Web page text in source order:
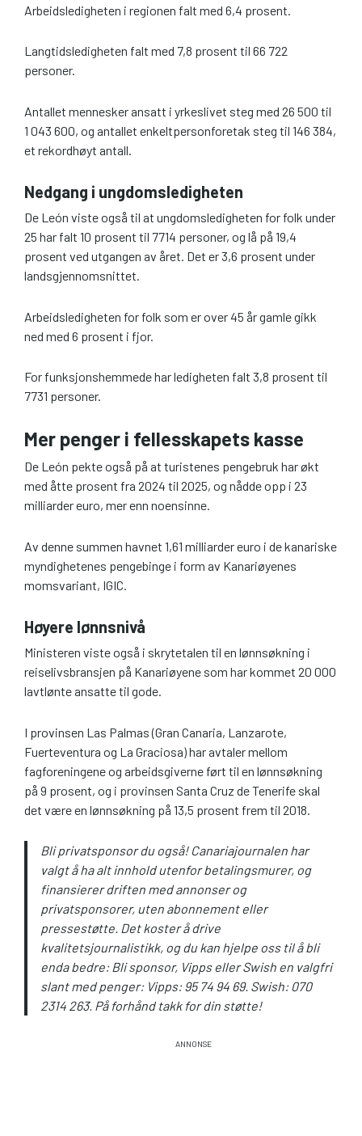
Arbeidsledigheten i regionen falt med 6,4 prosent.
Langtidsledigheten falt med 7,8 prosent til 66 722
personer.
Antallet mennesker ansatt i yrkeslivet steg med 26 500 til
1 043 600, og antallet enkeltpersonforetak steg til 146 384,
et rekordhøyt antall.
Nedgang i ungdomsledigheten
De León viste også til at ungdomsledigheten for folk under
25 har falt 10 prosent til 7714 personer, og lå på 19,4
prosent ved utgangen av året. Det er 3,6 prosent under
landsgjennomsnittet.
Arbeidsledigheten for folk som er over 45 år gamle gikk
ned med 6 prosent i fjor.
For funksjonshemmede har ledigheten falt 3,8 prosent til
7731 personer.
Mer penger i fellesskapets kasse
De León pekte også på at turistenes pengebruk har økt
med åtte prosent fra 2024 til 2025, og nådde opp i 23
milliarder euro, mer enn noensinne.
Av denne summen havnet 1,61 milliarder euro i de kanariske
myndighetenes pengebinge i form av Kanariøyenes
momsvariant, IGIC.
Høyere lønnsnivå
Ministeren viste også i skrytetalen til en lønnsøkning i
reiselivsbransjen på Kanariøyene som har kommet 20 000
lavtlønte ansatte til gode.
I provinsen Las Palmas (Gran Canaria, Lanzarote,
Fuerteventura og La Graciosa) har avtaler mellom
fagforeningene og arbeidsgiverne ført til en lønnsøkning
på 9 prosent, og i provinsen Santa Cruz de Tenerife skal
det være en lønnsøkning på 13,5 prosent frem til 2018.
Bli privatsponsor du også! Canariajournalen har
valgt å ha alt innhold utenfor betalingsmurer, og
finansierer driften med annonser og
privatsponsorer, uten abonnement eller
pressestøtte. Det koster å drive
kvalitetsjournalistikk, og du kan hjelpe oss til å bli
enda bedre: Bli sponsor, Vipps eller Swish en valgfri
slant med penger: Vipps: 95 74 94 69. Swish: 070
2314 263. På forhånd takk for din støtte!